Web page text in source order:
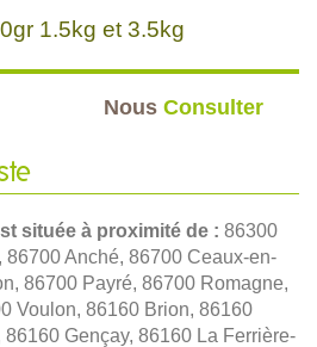
1.5kg et 3.5kg
Nous Consulter
située à proximité de : 86300
86700 Anché, 86700 Ceaux-en-
86700 Payré, 86700 Romagne,
Voulon, 86160 Brion, 86160
Gençay, 86160 La Ferrière-